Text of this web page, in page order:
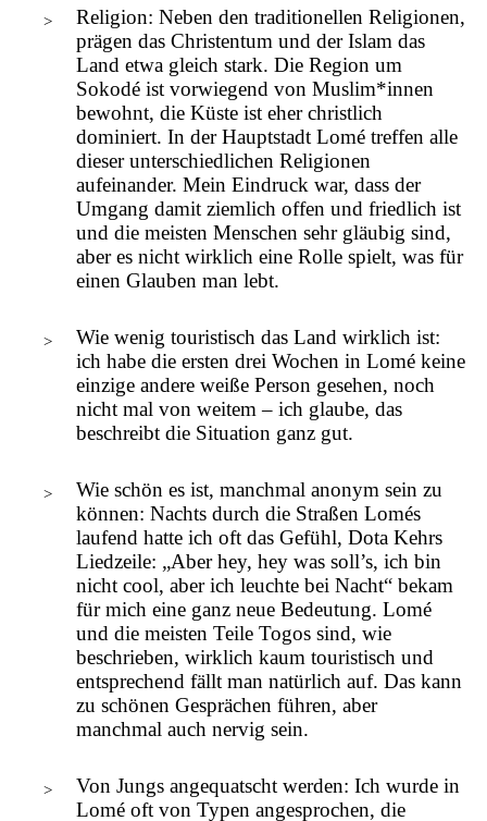
Religion: Neben den traditionellen Religionen,
prägen das Christentum und der Islam das
Land etwa gleich stark. Die Region um
Sokodé ist vorwiegend von Muslim*innen
bewohnt, die Küste ist eher christlich
dominiert. In der Hauptstadt Lomé treffen alle
dieser unterschiedlichen Religionen
aufeinander. Mein Eindruck war, dass der
Umgang damit ziemlich offen und friedlich ist
und die meisten Menschen sehr gläubig sind,
aber es nicht wirklich eine Rolle spielt, was für
einen Glauben man lebt.
Wie wenig touristisch das Land wirklich ist:
ich habe die ersten drei Wochen in Lomé keine
einzige andere weiße Person gesehen, noch
nicht mal von weitem – ich glaube, das
beschreibt die Situation ganz gut.
Wie schön es ist, manchmal anonym sein zu
können: Nachts durch die Straßen Lomés
laufend hatte ich oft das Gefühl, Dota Kehrs
Liedzeile: „Aber hey, hey was soll’s, ich bin
nicht cool, aber ich leuchte bei Nacht“ bekam
für mich eine ganz neue Bedeutung. Lomé
und die meisten Teile Togos sind, wie
beschrieben, wirklich kaum touristisch und
entsprechend fällt man natürlich auf. Das kann
zu schönen Gesprächen führen, aber
manchmal auch nervig sein.
Von Jungs angequatscht werden: Ich wurde in
Lomé oft von Typen angesprochen, die